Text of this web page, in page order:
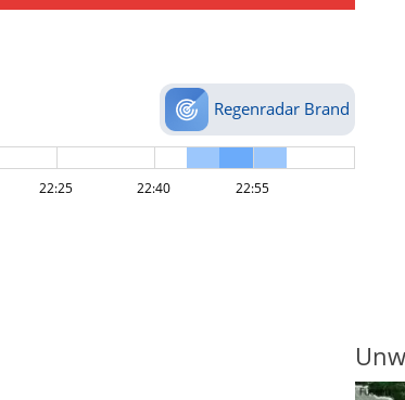
Regenradar Brand
22:25 22:40 22:55